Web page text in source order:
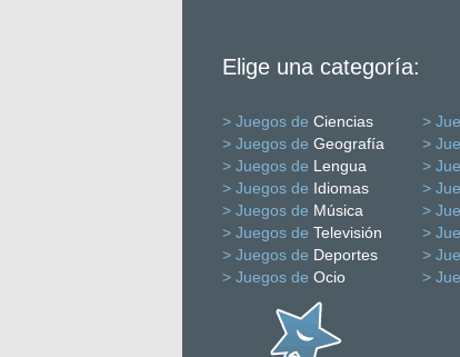
Elige una categoría:
> Juegos de Ciencias >
> Juegos de Geografía >
> Juegos de Lengua >
> Juegos de Idiomas >
> Juegos de Música >
> Juegos de Televisión >
> Juegos de Deportes >
> Juegos de Ocio >